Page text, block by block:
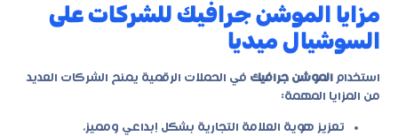
مزايا الموشن جرافيك للشركات على
السوشيال ميديا
استخدام الموشن جرافيك في الحملات الرقمية يمنح الشركات العديد
من المزايا المهمة:
تعزيز هوية العلامة التجارية بشكل إبداعي ومميز.